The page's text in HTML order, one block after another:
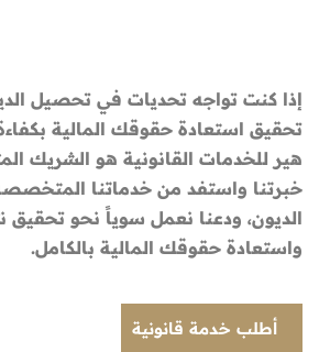
إذا كنت تواجه تحديات في تحصيل
تحقيق استعادة حقوقك المالية
هير للخدمات القانونية هو الشريك
خبرتنا واستفد من خدماتنا
الديون، ودعنا نعمل سوياً نحو تحقيق
واستعادة حقوقك المالية بالكامل.
أطلب خدمة قانونية